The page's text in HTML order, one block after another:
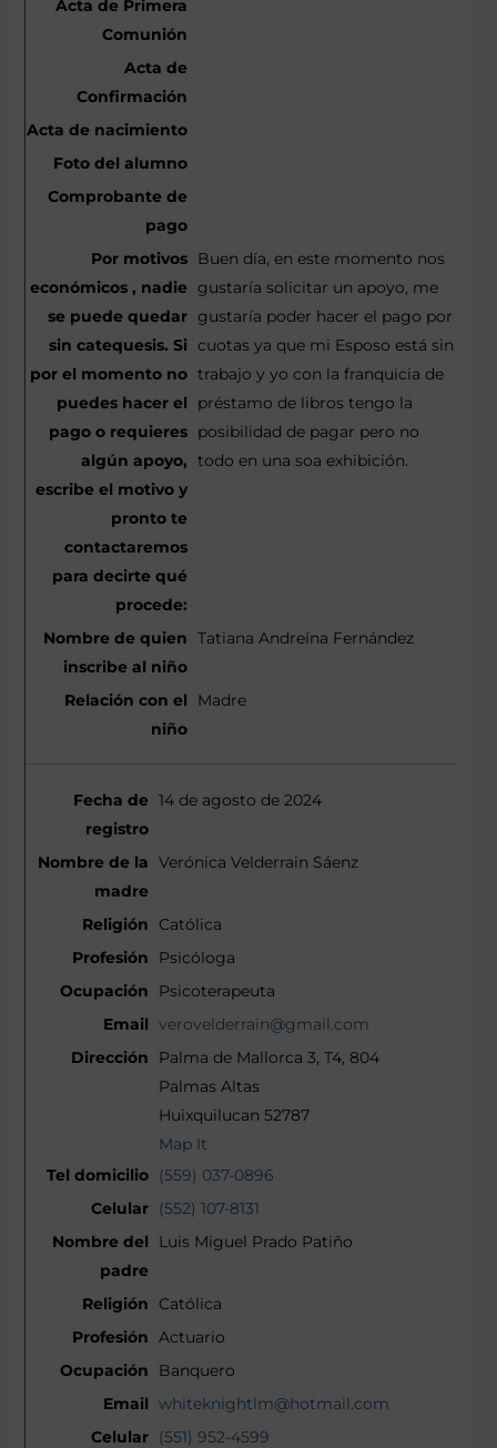
Buen día, en este momento nos
gustaría solicitar un apoyo, me
gustaría poder hacer el pago por
cuotas ya que mi Esposo está sin
trabajo y yo con la franquicia de
préstamo de libros tengo la
posibilidad de pagar pero no
todo en una soa exhibición.
Tatiana Andreína Fernández
Madre
14 de agosto de 2024
Verónica Velderrain Sáenz
Católica
Psicóloga
Psicoterapeuta
verovelderrain@gmail.com
Palma de Mallorca 3, T4, 804
Palmas Altas
Huixquilucan 52787
Map It
(559) 037-0896
(552) 107-8131
Luis Miguel Prado Patiño
Católica
Actuario
Banquero
whiteknightlm@hotmail.com
(551) 952-4599